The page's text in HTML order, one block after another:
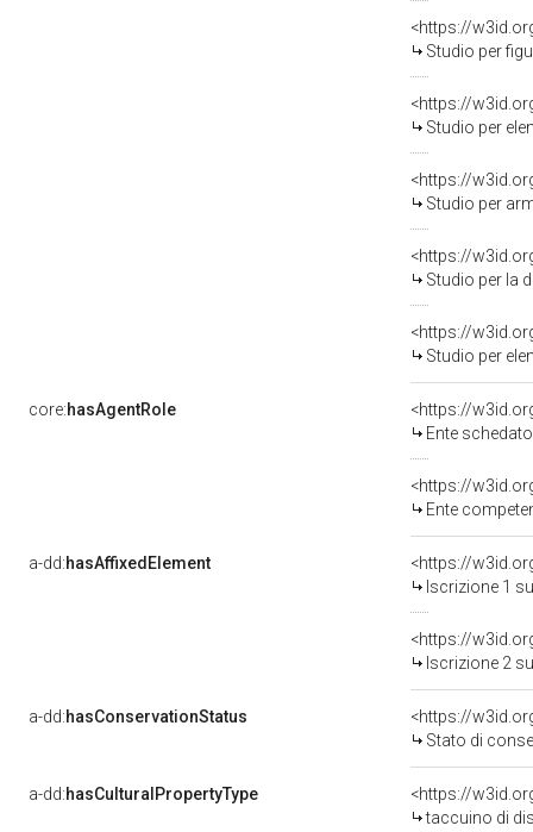
<https://
Studio per figure
<https://
Studio per elementi
<https://
Studio per armenti,
<https://
Studio per la decorazione
<https://
Studio per elemento
core:hasAgentRole
<https://
Ente
<https://
Ente
a-dd:hasAffixedElement
<https://
Iscrizione 1
<https://
Iscrizione 2
a-dd:hasConservationStatus
<https://
Stato di
a-dd:hasCulturalPropertyType
<https://
taccuino di